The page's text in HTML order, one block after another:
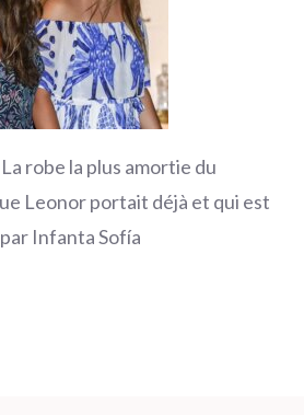
robe la plus amortie du
Leonor portait déjà et qui est
Infanta Sofía